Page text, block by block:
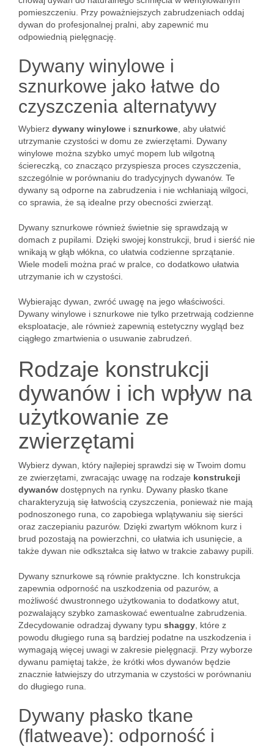
pomieszczeniu. Przy poważniejszych zabrudzeniach oddaj
dywan do profesjonalnej pralni, aby zapewnić mu
odpowiednią pielęgnację.
Dywany winylowe i
sznurkowe jako łatwe do
czyszczenia alternatywy
Wybierz dywany winylowe i sznurkowe , aby ułatwić
utrzymanie czystości w domu ze zwierzętami. Dywany
winylowe można szybko umyć mopem lub wilgotną
ściereczką, co znacząco przyspiesza proces czyszczenia,
szczególnie w porównaniu do tradycyjnych dywanów. Te
dywany są odporne na zabrudzenia i nie wchłaniają wilgoci,
co sprawia, że są idealne przy obecności zwierząt.
Dywany sznurkowe również świetnie się sprawdzają w
domach z pupilami. Dzięki swojej konstrukcji, brud i sierść nie
wnikają w głąb włókna, co ułatwia codzienne sprzątanie.
Wiele modeli można prać w pralce, co dodatkowo ułatwia
utrzymanie ich w czystości.
Wybierając dywan, zwróć uwagę na jego właściwości.
Dywany winylowe i sznurkowe nie tylko przetrwają codzienne
eksploatacje, ale również zapewnią estetyczny wygląd bez
ciągłego zmartwienia o usuwanie zabrudzeń.
Rodzaje konstrukcji
dywanów i ich wpływ na
użytkowanie ze
zwierzętami
Wybierz dywan, który najlepiej sprawdzi się w Twoim domu
ze zwierzętami, zwracając uwagę na rodzaje konstrukcji
dywanów dostępnych na rynku. Dywany płasko tkane
charakteryzują się łatwością czyszczenia, ponieważ nie mają
podnoszonego runa, co zapobiega wplątywaniu się sierści
oraz zaczepianiu pazurów. Dzięki zwartym włóknom kurz i
brud pozostają na powierzchni, co ułatwia ich usunięcie, a
także dywan nie odkształca się łatwo w trakcie zabawy pupili.
Dywany sznurkowe są równie praktyczne. Ich konstrukcja
zapewnia odporność na uszkodzenia od pazurów, a
możliwość dwustronnego użytkowania to dodatkowy atut,
pozwalający szybko zamaskować ewentualne zabrudzenia.
Zdecydowanie odradzaj dywany typu shaggy , które z
powodu długiego runa są bardziej podatne na uszkodzenia i
wymagają więcej uwagi w zakresie pielęgnacji. Przy wyborze
dywanu pamiętaj także, że krótki włos dywanów będzie
znacznie łatwiejszy do utrzymania w czystości w porównaniu
do długiego runa.
Dywany płasko tkane
(flatweave): odporność i